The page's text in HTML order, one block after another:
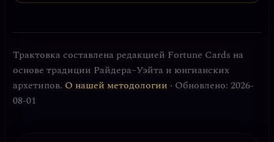
Трактовка составлена редакцией Fortune Cards на
основе традиции Райдера–Уэйта и юнгианских
архетипов. О нашей методологии · Обновлено: 2026-
08-01